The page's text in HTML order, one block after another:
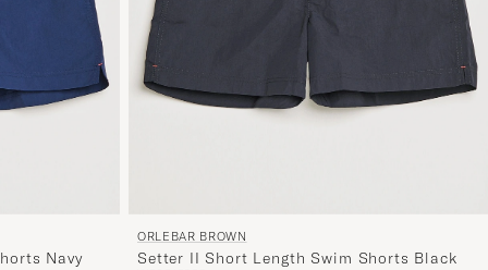
aktivieren
erleben
Sie
Ihrem
Navy
ORLEBAR BROWN
Setter II Short Length Swim Shorts Black